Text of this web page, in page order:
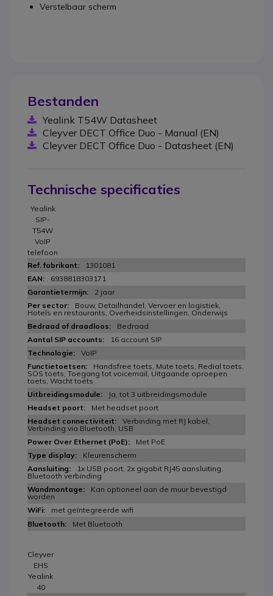
Verstelbaar scherm
Bestanden
Yealink T54W Datasheet
Cleyver DECT Office Duo - Manual (EN)
Cleyver DECT Office Duo - Datasheet (EN)
Technische specificaties
Yealink
SIP-
T54W
VoIP
telefoon
1301081
6938818303171
2 jaar
Bouw, Detailhandel, Vervoer en logistiek,
Hotels en restaurants, Overheidsinstellingen, Onderwijs
Bedraad
16 account SIP
VoIP
Handsfree toets, Mute toets, Redial toets,
SOS toets, Toegang tot voicemail, Uitgaande oproepen
toets, Wacht toets
Ja, tot 3 uitbreidingsmodule
Met headset poort
Verbinding met RJ kabel,
Verbinding via Bluetooth, USB
Met PoE
Kleurenscherm
1x USB poort, 2x gigabit RJ45 aansluiting,
Bluetooth verbinding
Kan optioneel aan de muur bevestigd
worden
met geïntegreerde wifi
Met Bluetooth
Cleyver
EHS
Yealink
40